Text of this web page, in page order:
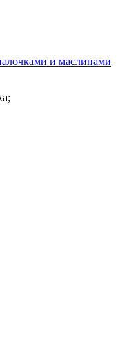
и маслинами